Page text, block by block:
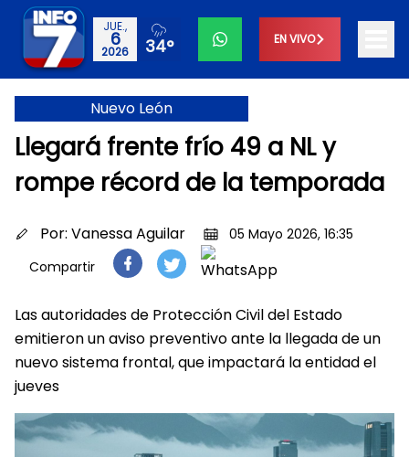
JUE.,
6
2026 34° EN VIVO
Nuevo León
Llegará frente frío 49 a NL y
rompe récord de la temporada
Por: Vanessa Aguilar
05 Mayo 2026, 16:35
Compartir
Las autoridades de Protección Civil del Estado
emitieron un aviso preventivo ante la llegada de un
nuevo sistema frontal, que impactará la entidad el
jueves